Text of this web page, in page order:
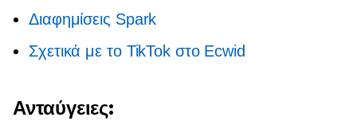
Διαφημίσεις Spark
Σχετικά με το TikTok στο Ecwid
Ανταύγειες: